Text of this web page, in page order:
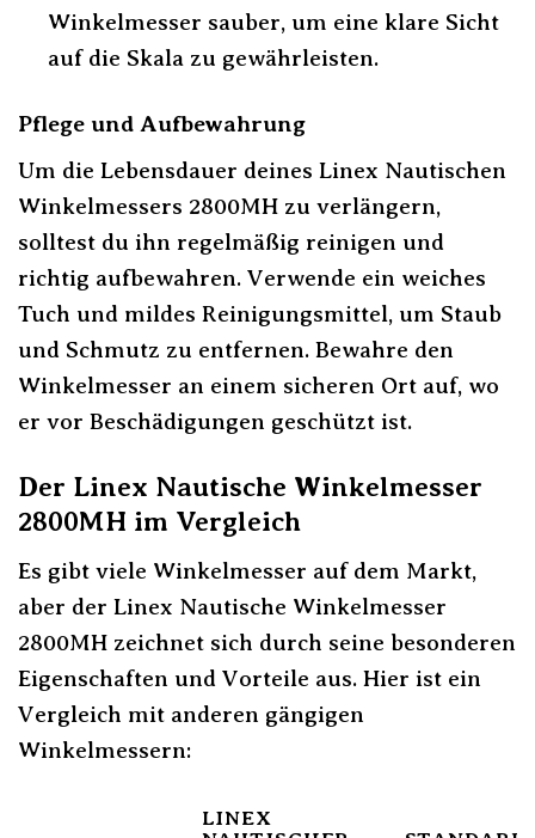
Winkelmesser sauber, um eine klare Sicht
auf die Skala zu gewährleisten.
Pflege und Aufbewahrung
Um die Lebensdauer deines Linex Nautischen
Winkelmessers 2800MH zu verlängern,
solltest du ihn regelmäßig reinigen und
richtig aufbewahren. Verwende ein weiches
Tuch und mildes Reinigungsmittel, um Staub
und Schmutz zu entfernen. Bewahre den
Winkelmesser an einem sicheren Ort auf, wo
er vor Beschädigungen geschützt ist.
Der Linex Nautische Winkelmesser
2800MH im Vergleich
Es gibt viele Winkelmesser auf dem Markt,
aber der Linex Nautische Winkelmesser
2800MH zeichnet sich durch seine besonderen
Eigenschaften und Vorteile aus. Hier ist ein
Vergleich mit anderen gängigen
Winkelmessern:
LINEX